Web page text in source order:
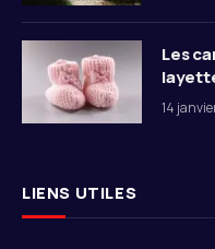
Les
14
LIENS UTILES